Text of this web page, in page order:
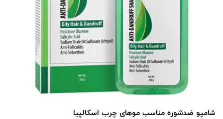
شامپو ضدشوره مناسب موهای چرب اسکالپیا